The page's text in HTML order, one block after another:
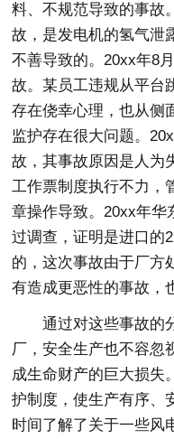
料、不规范导致的事故
故，是发电机的氢气泄
不善导致的。20xx年8
故。某员工违规从平台
存在侥幸心理，也从侧
监护存在很大问题。
故，其事故原因是人为
工作票制度执行不力，
章操作导致。20xx年华
过调查，证明是进口的
的，这次事故由于厂方
有造成更恶性的事故，
通过对这些事故的
厂，安全生产也不容忽
成生命财产的巨大损失
护制度，使生产有序、
时间了解了关于一些风